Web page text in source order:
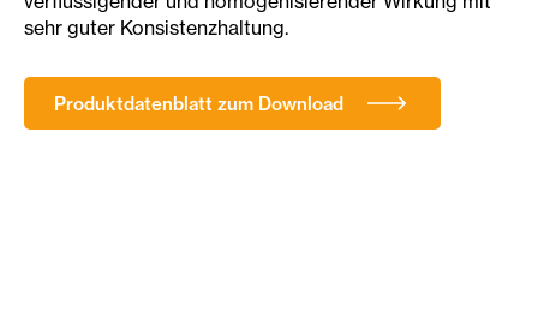
sehr guter Konsistenzhaltung.
Produktdatenblatt zum Download